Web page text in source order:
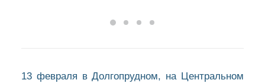
13 февраля в Долгопрудном, на Центральном